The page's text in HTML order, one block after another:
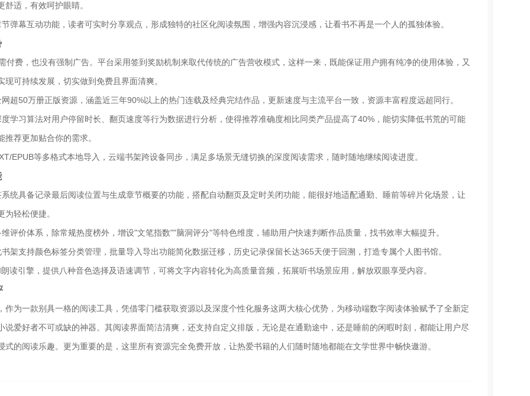
舒适，有效呵护眼睛。
弹幕互动功能，读者可实时分享观点，形成独特的社区化阅读氛围，增强内容沉浸感，让看书不再是一个人的孤独体验。
付费，也没有强制广告。平台采用签到奖励机制来取代传统的广告营收模式，这样一来，既能保证用户拥有纯净的使用体验，又
现可持续发展，切实做到免费且界面清爽。
超50万册正版资源，涵盖近三年90%以上的热门连载及经典完结作品，更新速度与主流平台一致，资源丰富程度远超同行。
学习算法对用户停留时长、翻页速度等行为数据进行分析，使得推荐准确度相比同类产品提高了40%，能切实降低书荒的可能
推荐更加贴合你的需求。
EPUB等多格式本地导入，云端书架跨设备同步，满足多场景无缝切换的深度阅读需求，随时随地继续阅读进度。
统具备记录最后阅读位置与生成章节概要的功能，搭配自动翻页及定时关闭功能，能很好地适配通勤、睡前等碎片化场景，让
为轻松便捷。
评价体系，除常规热度榜外，增设"文笔指数""脑洞评分"等特色维度，辅助用户快速判断作品质量，找书效率大幅提升。
架支持颜色标签分类管理，批量导入导出功能简化数据迁移，历史记录保留长达365天便于回溯，打造专属个人图书馆。
读引擎，提供八种音色选择及语速调节，可将文字内容转化为高质量音频，拓展听书场景应用，解放双眼享受内容。
作为一款别具一格的阅读工具，凭借零门槛获取资源以及深度个性化服务这两大核心优势，为移动端数字阅读体验赋予了全新定
说爱好者不可或缺的神器。其阅读界面简洁清爽，还支持自定义排版，无论是在通勤途中，还是睡前的闲暇时刻，都能让用户尽
式的阅读乐趣。更为重要的是，这里所有资源完全免费开放，让热爱书籍的人们随时随地都能在文学世界中畅快遨游。